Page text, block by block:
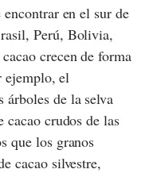
en el sur de
Perú, Bolivia,
crecen de forma
el
árboles de la selva
crudos de las
que los granos
cacao silvestre,